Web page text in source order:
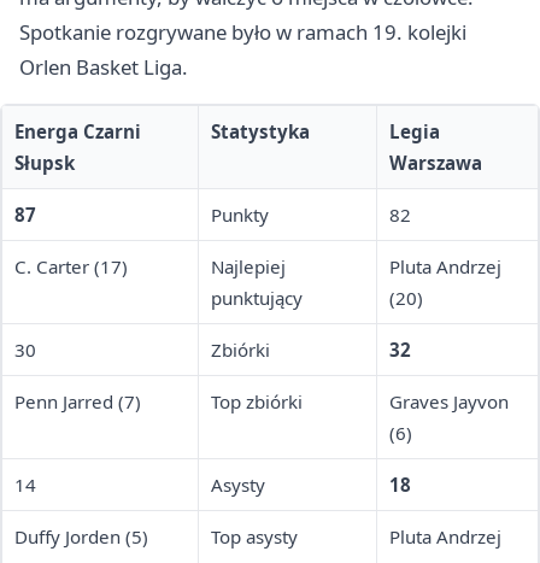
Spotkanie rozgrywane było w ramach 19. kolejki
Orlen Basket Liga.
Energa Czarni
Słupsk
Statystyka
Legia
Warszawa
87 Punkty 82
C. Carter (17)
Najlepiej
punktujący
Pluta Andrzej
(20)
30 Zbiórki 32
Penn Jarred (7) Top zbiórki
Graves Jayvon
(6)
14 Asysty 18
Duffy Jorden (5) Top asysty
Pluta Andrzej